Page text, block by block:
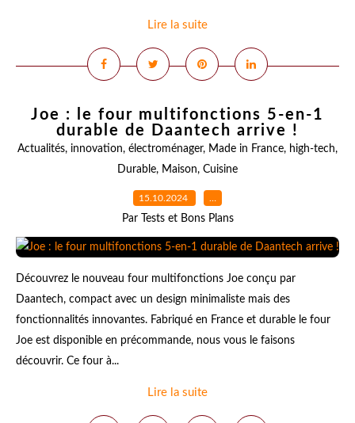
Lire la suite
Joe : le four multifonctions 5-en-1
durable de Daantech arrive !
Actualités, innovation, électroménager, Made in France, high-tech,
Durable, Maison, Cuisine
15.10.2024 …
Par Tests et Bons Plans
Découvrez le nouveau four multifonctions Joe conçu par
Daantech, compact avec un design minimaliste mais des
fonctionnalités innovantes. Fabriqué en France et durable le four
Joe est disponible en précommande, nous vous le faisons
découvrir. Ce four à...
Lire la suite